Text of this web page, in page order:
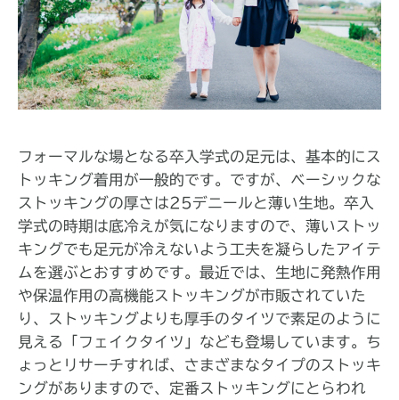
フォーマルな場となる卒入学式の足元は、基本的にス
トッキング着用が一般的です。ですが、ベーシックな
ストッキングの厚さは25デニールと薄い生地。卒入
学式の時期は底冷えが気になりますので、薄いストッ
キングでも足元が冷えないよう工夫を凝らしたアイテ
ムを選ぶとおすすめです。最近では、生地に発熱作用
や保温作用の高機能ストッキングが市販されていた
り、ストッキングよりも厚手のタイツで素足のように
見える「フェイクタイツ」なども登場しています。ち
ょっとリサーチすれば、さまざまなタイプのストッキ
ングがありますので、定番ストッキングにとらわれ